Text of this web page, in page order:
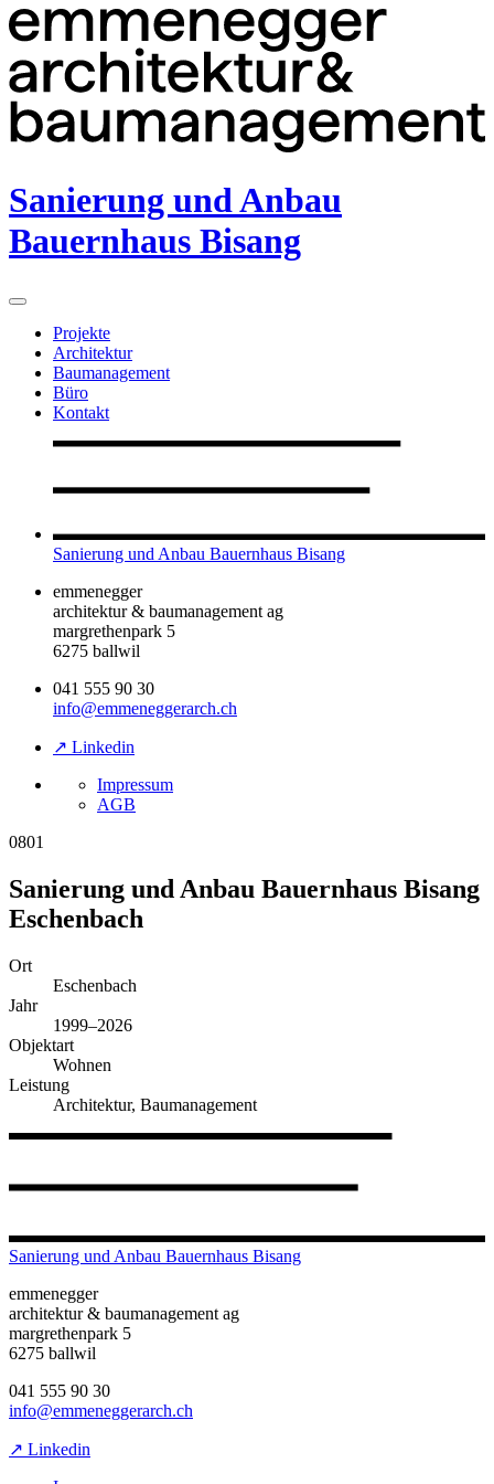
Sanierung und Anbau
Bauernhaus Bisang
Projekte
Architektur
Baumanagement
Büro
Kontakt
Sanierung und Anbau Bauernhaus Bisang
emmenegger
architektur & baumanagement ag
margrethenpark 5
6275 ballwil
041 555 90 30
info@emmeneggerarch.ch
↗ Linkedin
Impressum
AGB
0801
Sanierung und Anbau Bauernhaus Bisang
Eschenbach
Ort
Eschenbach
Jahr
1999–2026
Objektart
Wohnen
Leistung
Architektur, Baumanagement
Sanierung und Anbau Bauernhaus Bisang
emmenegger
architektur & baumanagement ag
margrethenpark 5
6275 ballwil
041 555 90 30
info@emmeneggerarch.ch
↗ Linkedin